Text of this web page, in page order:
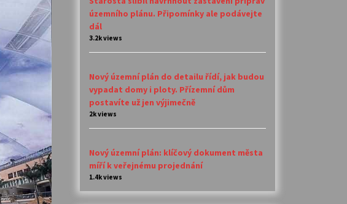
územního plánu. Připomínky ale podávejte
dál
3.2k views
Nový územní plán do detailu řídí, jak budou
vypadat domy i ploty. Přízemní dům
postavíte už jen výjimečně
2k views
Nový územní plán: klíčový dokument města
míří k veřejnému projednání
1.4k views